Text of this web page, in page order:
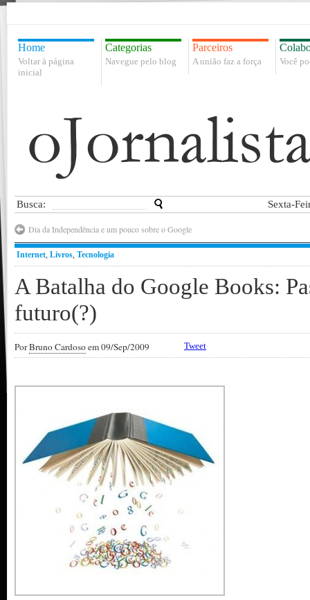
Home
Voltar à página
inicial
Categorias
Navegue pelo blog
Parceiros
A união faz a força Você
Busca: Sexta-
Dia da Independência e um pouco sobre o Google
Internet, Livros, Tecnologia
A Batalha do Google Books:
futuro(?)
PorBruno Cardosoem 09/Sep/2009 Tweet